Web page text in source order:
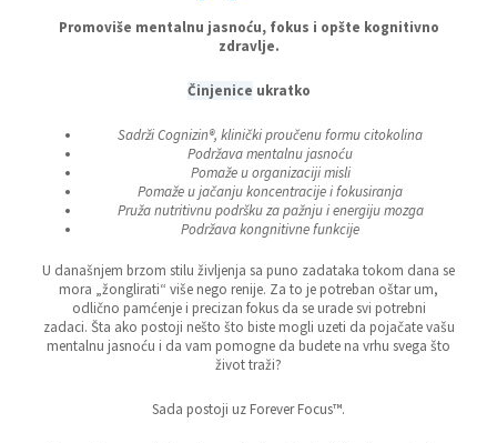
Promoviše mentalnu jasnoću, fokus i opšte kognitivno
zdravlje.
Činjenice ukratko
SadržiCognizin®,kliničkiproučenuformucitokolina
Podržavamentalnujasnoću
Pomažeuorganizacijimisli
Pomažeujačanjukoncentracijeifokusiranja
Pružanutritivnupodrškuzapažnjuienergijumozga
Podržavakongnitivnefunkcije
U današnjem brzom stilu življenja sa puno zadataka tokom dana se
mora „žonglirati“ više nego renije. Za to je potreban oštar um,
odlično pamćenje i precizan fokus da se urade svi potrebni
zadaci. Šta ako postoji nešto što biste mogli uzeti da pojačate vašu
mentalnu jasnoću i da vam pomogne da budete na vrhu svega što
život traži?
Sada postoji uz Forever Focus™.